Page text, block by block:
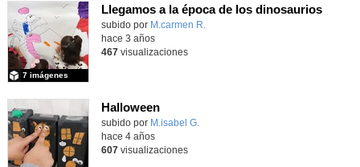
Llegamos a la época de los dinosaurios
subido por M.carmen R.
7 imágenes
hace 3 años
467visualizaciones
Halloween
Contenido educativo.
subido por M.isabel G.
hace 4 años
607visualizaciones